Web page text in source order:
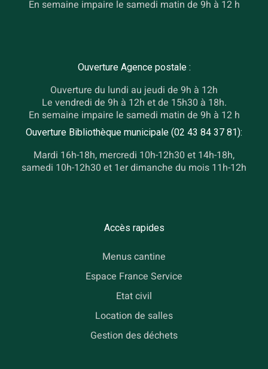
En semaine impaire le samedi matin de 9h à 12 h
Ouverture Agence postale :
Ouverture du lundi au jeudi de 9h à 12h
Le vendredi de 9h à 12h et de 15h30 à 18h.
En semaine impaire le samedi matin de 9h à 12 h
Ouverture Bibliothèque municipale (02 43 84 37 81):
Mardi 16h-18h, mercredi 10h-12h30 et 14h-18h,
samedi 10h-12h30 et 1er dimanche du mois 11h-12h
Accès rapides
Menus cantine
Espace France Service
Etat civil
Location de salles
Gestion des déchets